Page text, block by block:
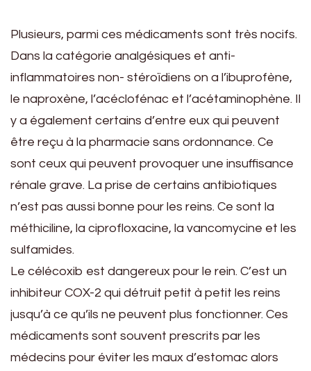
Plusieurs, parmi ces médicaments sont très nocifs.
Dans la catégorie analgésiques et anti-
inflammatoires non- stéroïdiens on a l’ibuprofène,
le naproxène, l’acéclofénac et l’acétaminophène. Il
y a également certains d’entre eux qui peuvent
être reçu à la pharmacie sans ordonnance. Ce
sont ceux qui peuvent provoquer une insuffisance
rénale grave. La prise de certains antibiotiques
n’est pas aussi bonne pour les reins. Ce sont la
méthiciline, la ciprofloxacine, la vancomycine et les
sulfamides.
Le célécoxib est dangereux pour le rein. C’est un
inhibiteur COX-2 qui détruit petit à petit les reins
jusqu’à ce qu’ils ne peuvent plus fonctionner. Ces
médicaments sont souvent prescrits par les
médecins pour éviter les maux d’estomac alors